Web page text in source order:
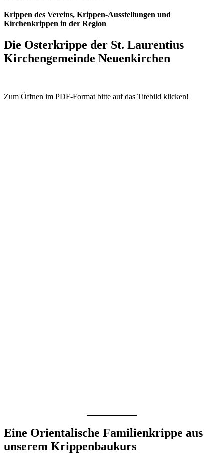
Krippen des Vereins, Krippen-Ausstellungen und
Kirchenkrippen in der Region
Die Osterkrippe der St. Laurentius
Kirchengemeinde Neuenkirchen
Zum Öffnen im PDF-Format bitte auf das Titebild klicken!
Eine Orientalische Familienkrippe aus
unserem Krippenbaukurs